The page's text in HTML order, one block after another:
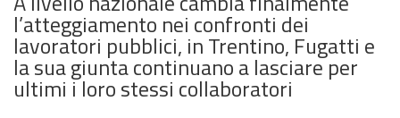
l’atteggiamento nei confronti dei
lavoratori pubblici, in Trentino, Fugatti e
la sua giunta continuano a lasciare per
ultimi i loro stessi collaboratori